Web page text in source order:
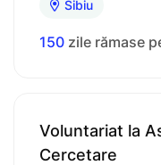
Sibiu
150 zile rămase
Voluntariat la
Cercetare